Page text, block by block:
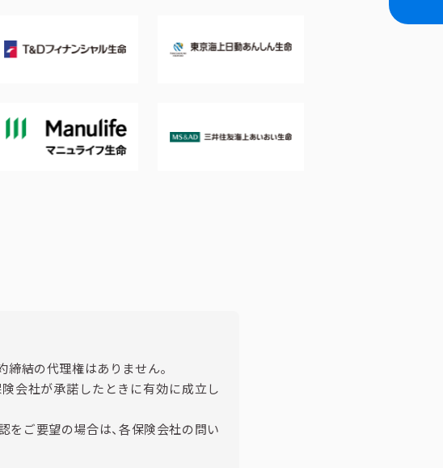
締結の代理権はありません。
会社が承諾したときに有効に成立し
をご要望の場合は、各保険会社の問い